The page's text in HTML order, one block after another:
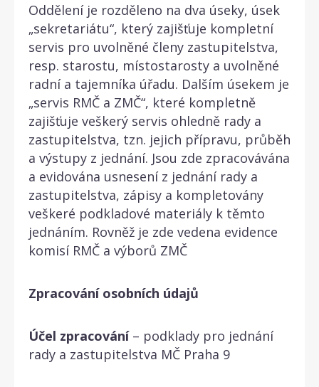
Oddělení je rozděleno na dva úseky, úsek
„sekretariátu“, který zajišťuje kompletní
servis pro uvolněné členy zastupitelstva,
resp. starostu, místostarosty a uvolněné
radní a tajemníka úřadu. Dalším úsekem je
„servis RMČ a ZMČ“, které kompletně
zajišťuje veškerý servis ohledně rady a
zastupitelstva, tzn. jejich přípravu, průběh
a výstupy z jednání. Jsou zde zpracovávána
a evidována usnesení z jednání rady a
zastupitelstva, zápisy a kompletovány
veškeré podkladové materiály k těmto
jednáním. Rovněž je zde vedena evidence
komisí RMČ a výborů ZMČ
Zpracování osobních údajů
Účel zpracování– podklady pro jednání
rady a zastupitelstva MČ Praha 9